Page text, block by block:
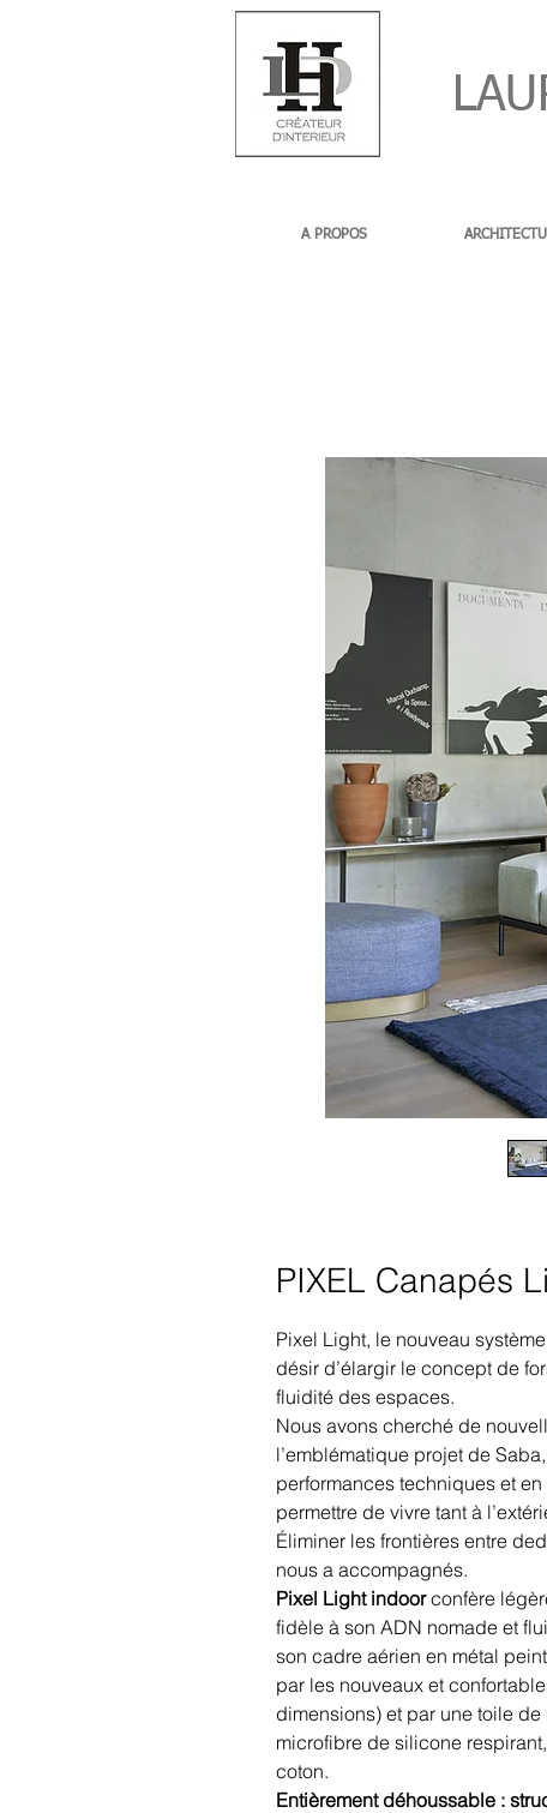
A PROPOS
PIXEL Canapés
Pixel Light, le nouveau
désir d’élargir le concept de
fluidité des espaces.
Nous avons cherché de
l’emblématique projet de
performances techniques et
permettre de vivre tant à
Éliminer les frontières entre
nous a accompagnés.
Pixel Light indoorconfère
fidèle à son ADN nomade et
son cadre aérien en métal
par les nouveaux et
dimensions) et par une toile
microfibre de silicone
coton.
Entièrement déhoussable :